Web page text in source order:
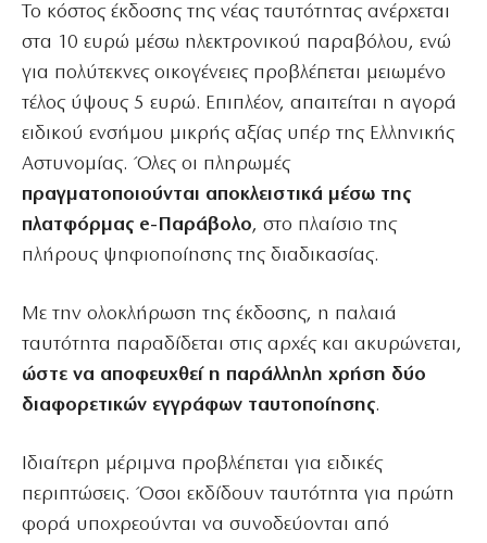
Το κόστος έκδοσης της νέας ταυτότητας ανέρχεται
στα 10 ευρώ μέσω ηλεκτρονικού παραβόλου, ενώ
για πολύτεκνες οικογένειες προβλέπεται μειωμένο
τέλος ύψους 5 ευρώ. Επιπλέον, απαιτείται η αγορά
ειδικού ενσήμου μικρής αξίας υπέρ της Ελληνικής
Αστυνομίας. Όλες οι πληρωμές
πραγματοποιούνται αποκλειστικά μέσω της
πλατφόρμας e-Παράβολο, στο πλαίσιο της
πλήρους ψηφιοποίησης της διαδικασίας.
Με την ολοκλήρωση της έκδοσης, η παλαιά
ταυτότητα παραδίδεται στις αρχές και ακυρώνεται,
ώστε να αποφευχθεί η παράλληλη χρήση δύο
διαφορετικών εγγράφων ταυτοποίησης.
Ιδιαίτερη μέριμνα προβλέπεται για ειδικές
περιπτώσεις. Όσοι εκδίδουν ταυτότητα για πρώτη
φορά υποχρεούνται να συνοδεύονται από